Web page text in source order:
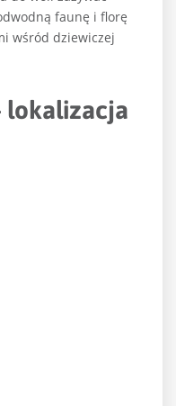
faunę i florę
wśród dziewiczej
lokalizacja